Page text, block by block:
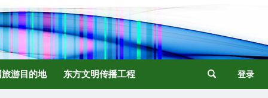
旅游目的地 东方文明传播工程 登录